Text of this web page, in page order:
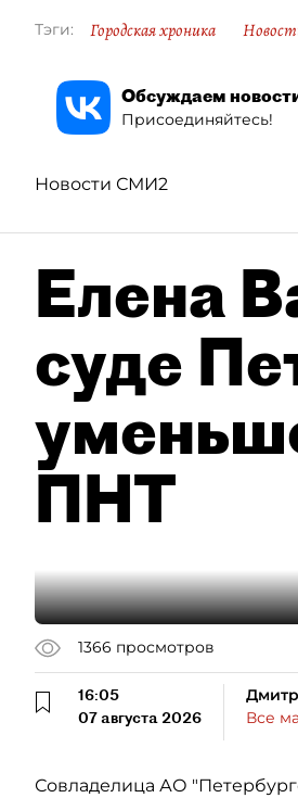
Тэги: Городская хроника
Обсуждаем
Присоединяйтесь!
Новости СМИ2
Елена
суде
ПНТ
1366 просмотров
16:05
07 августа 2026
Все
Совладелица АО